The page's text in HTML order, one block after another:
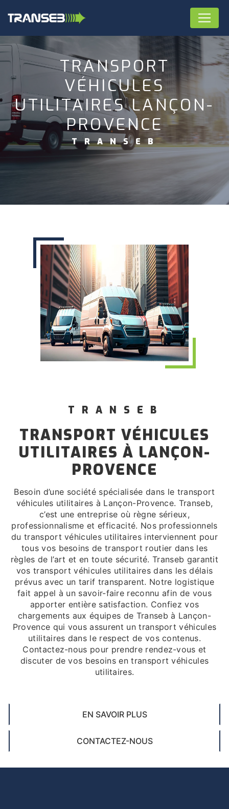
TRANSPORT
VÉHICULES
UTILITAIRES LANÇON-
PROVENCE
TRANSEB
TRANSEB
TRANSPORT VÉHICULES
UTILITAIRES À LANÇON-
PROVENCE
Besoin d’une société spécialisée dans le transport
véhicules utilitaires à Lançon-Provence. Transeb,
c’est une entreprise où règne sérieux,
professionnalisme et efficacité. Nos professionnels
du transport véhicules utilitaires interviennent pour
tous vos besoins de transport routier dans les
règles de l’art et en toute sécurité. Transeb garantit
vos transport véhicules utilitaires dans les délais
prévus avec un tarif transparent. Notre logistique
fait appel à un savoir-faire reconnu afin de vous
apporter entière satisfaction. Confiez vos
chargements aux équipes de Transeb à Lançon-
Provence qui vous assurent un transport véhicules
utilitaires dans le respect de vos contenus.
Contactez-nous pour prendre rendez-vous et
discuter de vos besoins en transport véhicules
utilitaires.
EN SAVOIR PLUS
CONTACTEZ-NOUS